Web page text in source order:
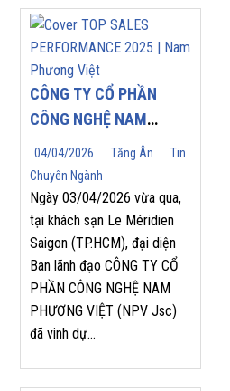
CÔNG TY CỔ PHẦN
CÔNG NGHỆ NAM
PHƯƠNG VIỆT (NPV
JSC) TỰ HÀO ĐÓN
NHẬN GIẢI THƯỞNG
“TOP SALES
PERFORMANCE 2025”
TẠI HỘI NGHỊ NHÀ
PHÂN PHỐI YASKAWA
2026
04/04/2026 Tăng Ân
Tin
Chuyên Ngành
Ngày 03/04/2026 vừa qua,
tại khách sạn Le Méridien
Saigon (TP.HCM), đại diện
Ban lãnh đạo CÔNG TY CỔ
PHẦN CÔNG NGHỆ NAM
PHƯƠNG VIỆT (NPV Jsc)
đã vinh dự...